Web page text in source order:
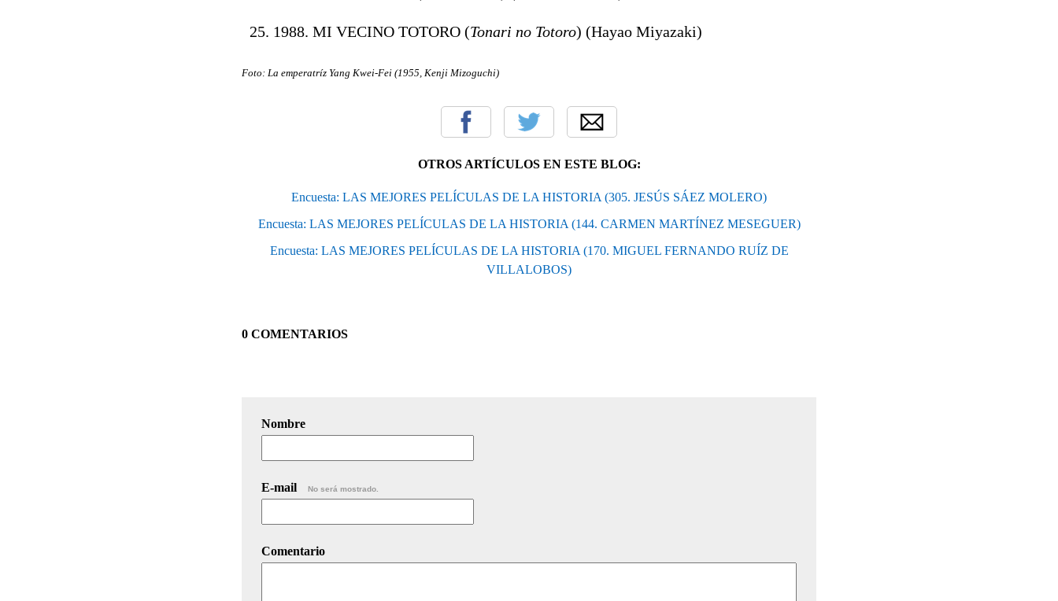
1988. MI VECINO TOTORO (Tonari no Totoro) (Hayao Miyazaki)
Foto: La emperatríz Yang Kwei-Fei (1955, Kenji Mizoguchi)
OTROS ARTÍCULOS EN ESTE BLOG:
Encuesta: LAS MEJORES PELÍCULAS DE LA HISTORIA (305. JESÚS SÁEZ MOLERO)
Encuesta: LAS MEJORES PELÍCULAS DE LA HISTORIA (144. CARMEN MARTÍNEZ MESEGUER)
Encuesta: LAS MEJORES PELÍCULAS DE LA HISTORIA (170. MIGUEL FERNANDO RUÍZ DE
VILLALOBOS)
0 COMENTARIOS
Nombre
E-mail No será mostrado.
Comentario